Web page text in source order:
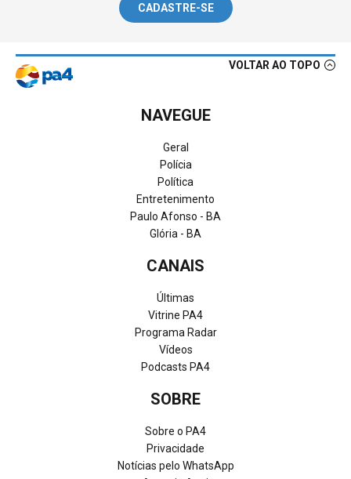
CADASTRE-SE
VOLTAR AO TOPO
NAVEGUE
Geral
Polícia
Política
Entretenimento
Paulo Afonso - BA
Glória - BA
CANAIS
Últimas
Vitrine PA4
Programa Radar
Vídeos
Podcasts PA4
SOBRE
Sobre o PA4
Privacidade
Notícias pelo WhatsApp